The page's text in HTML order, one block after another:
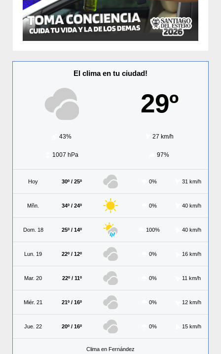
El clima en tu ciudad!
29º
43% 27 km/h
1007 hPa 97%
Hoy 30º / 25º 0% 31 km/h
Mñn. 34º / 24º 0% 40 km/h
Dom. 18 25º / 14º 100% 40 km/h
Lun. 19 22º / 12º 0% 16 km/h
Mar. 20 22º / 11º 0% 11 km/h
Miér. 21 21º / 16º 0% 12 km/h
Jue. 22 20º / 16º 0% 15 km/h
Clima en Fernández